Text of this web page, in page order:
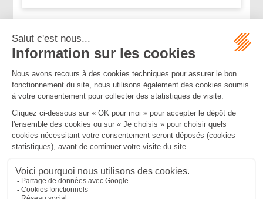
<< < ...
>>
Mentions légalesPolitique de confidentialitéPolitique de cookies
Plan du site
MBA ET ASSOCIÉS
235 Rue Helene Boucher, 34170 CASTELNAU LE LEZ